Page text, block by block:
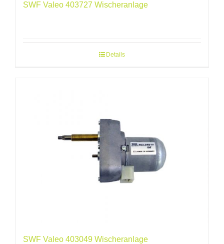
SWF Valeo 403727 Wischeranlage
Details
SWF Valeo 403049 Wischeranlage